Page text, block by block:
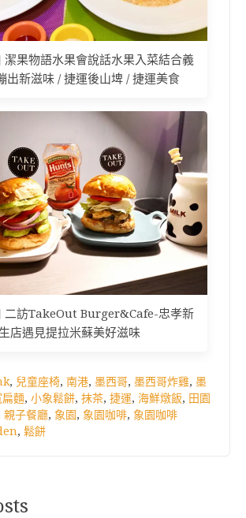
果物語水果會說話水果入菜結合義
出新滋味 / 捷運後山埤 / 捷運美食
二訪TakeOut Burger&Cafe-忠孝新
生店遇見提拉米蘇美好滋味
, 兒童座椅, 南港, 墨西哥, 墨西哥炸雞, 墨
扁麵, 小象鬆餅, 抹茶, 捷運, 海鮮燉飯, 田園
親子餐廳, 象園, 象園咖啡, 象園咖啡
, 鬆餅